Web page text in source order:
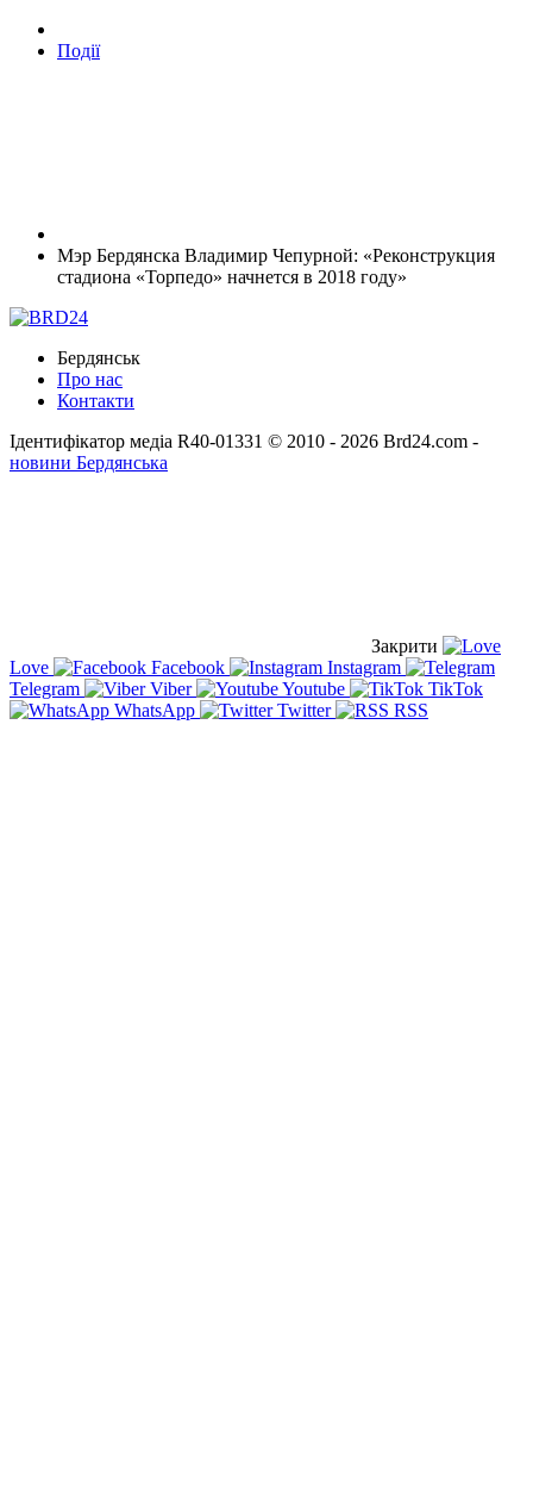
Події
Мэр Бердянска Владимир Чепурной: «Реконструкция
стадиона «Торпедо» начнется в 2018 году»
Бердянськ
Про нас
Контакти
Ідентифікатор медіа R40-01331 © 2010 - 2026 Brd24.com -
новини Бердянська
Закрити
Love
Facebook
Instagram
Telegram
Viber Youtube
TikTok
WhatsApp
Twitter RSS